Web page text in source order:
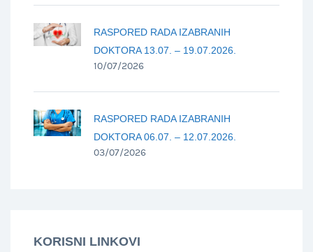
RASPORED RADA IZABRANIH
DOKTORA 13.07. – 19.07.2026.
10/07/2026
RASPORED RADA IZABRANIH
DOKTORA 06.07. – 12.07.2026.
03/07/2026
KORISNI LINKOVI